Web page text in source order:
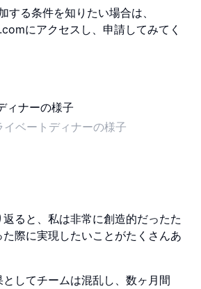
する条件を知りたい場合は、
にアクセスし、申請してみてく
イベートディナーの様子
ると、私は非常に創造的だったた
際に実現したいことがたくさんあ
としてチームは混乱し、数ヶ月間